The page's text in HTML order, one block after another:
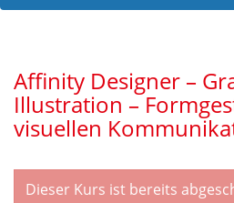
Affinity Designer –
Illustration –
visuellen
Dieser Kurs ist bereits